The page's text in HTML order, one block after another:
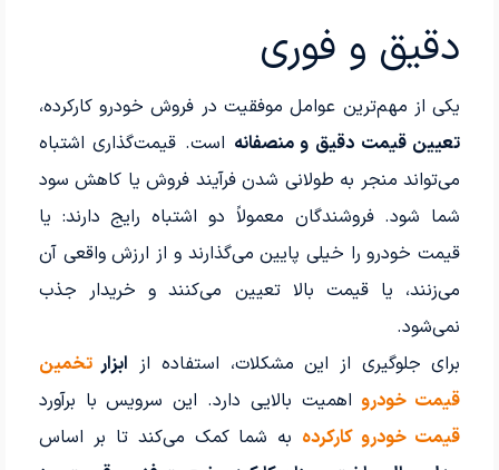
دقیق و فوری
یکی از مهم‌ترین عوامل موفقیت در فروش خودرو کارکرده،
تعیین قیمت دقیق و منصفانه است. قیمت‌گذاری اشتباه
می‌تواند منجر به طولانی شدن فرآیند فروش یا کاهش سود
شما شود. فروشندگان معمولاً دو اشتباه رایج دارند: یا
قیمت خودرو را خیلی پایین می‌گذارند و از ارزش واقعی آن
می‌زنند، یا قیمت بالا تعیین می‌کنند و خریدار جذب
نمی‌شود.
برای جلوگیری از این مشکلات، استفاده از ابزارتخمین
قیمت خودرو اهمیت بالایی دارد. این سرویس با برآورد
قیمت خودرو کارکرده به شما کمک می‌کند تا بر اساس